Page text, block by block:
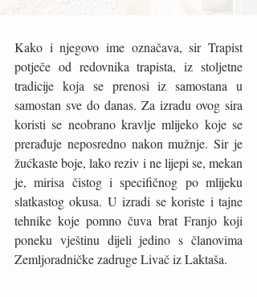
Kako i njegovo ime označava, sir Trapist
potječe od redovnika trapista, iz stoljetne
tradicije koja se prenosi iz samostana u
samostan sve do danas. Za izradu ovog sira
koristi se neobrano kravlje mlijeko koje se
prerađuje neposredno nakon mužnje. Sir je
žućkaste boje, lako reziv i ne lijepi se, mekan
je, mirisa čistog i specifičnog po mlijeku
slatkastog okusa. U izradi se koriste i tajne
tehnike koje pomno čuva brat Franjo koji
poneku vještinu dijeli jedino s članovima
Zemljoradničke zadruge Livač iz Laktaša.